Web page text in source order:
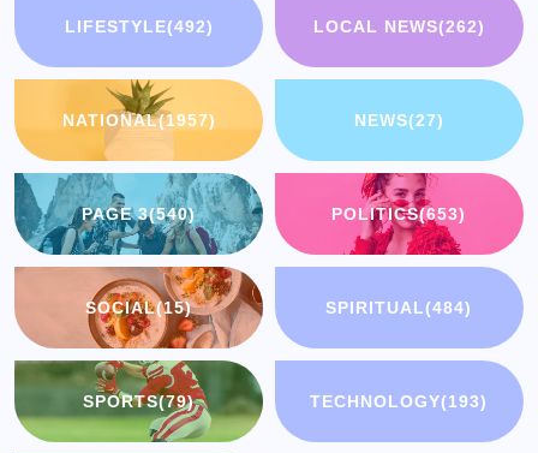
LIFESTYLE(492) LOCAL NEWS(262)
NATIONAL(1957) NEWS(27)
PAGE 3(540) POLITICS(653)
SOCIAL(15) SPIRITUAL(484)
SPORTS(79) TECHNOLOGY(193)